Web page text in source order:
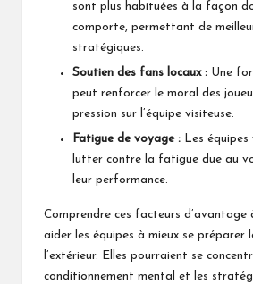
sont plus habituées à la façon
comporte, permettant de
stratégiques.
Soutien des fans locaux : Une
peut renforcer le moral des
pression sur l’équipe visiteuse.
Fatigue de voyage : Les
lutter contre la fatigue due au
leur performance.
Comprendre ces facteurs d’avantage
aider les équipes à mieux se préparer
l’extérieur. Elles pourraient se
conditionnement mental et les